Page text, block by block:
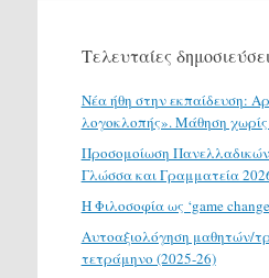
Τελευταίες
Νέα ήθη στην εκπαίδευση:
λογοκλοπής». Μάθηση
Προσομοίωση
Γλώσσα και Γραμματεία
H Φιλοσοφία ως ‘game
Αυτοαξιολόγηση μαθητών/
τετράμηνο (2025-26)